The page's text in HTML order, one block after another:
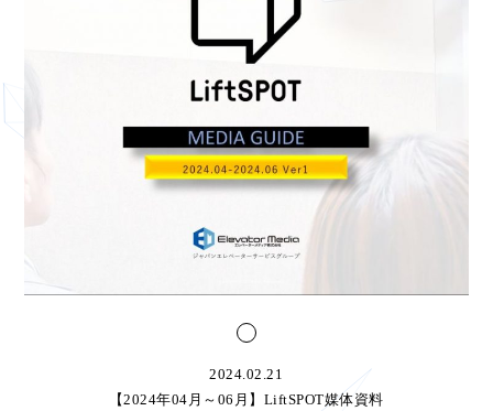
2024.02.21
【2024年04月～06月】LiftSPOT媒体資料